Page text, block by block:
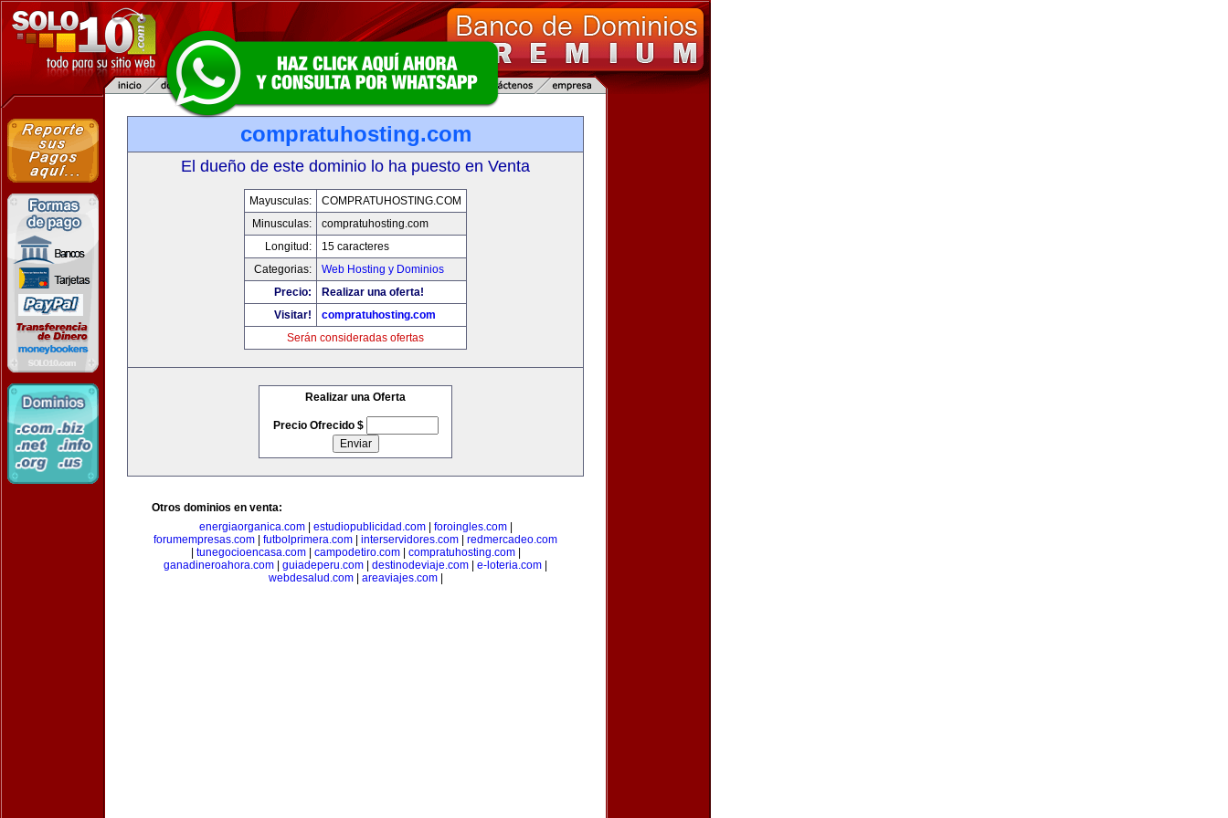
compratuhosting.com
El dueño de este dominio lo ha puesto en Venta
Mayusculas:
COMPRATUHOSTING.COM
Minusculas:
compratuhosting.com
Longitud:
15 caracteres
Categorias:
Web Hosting y Dominios
Precio:
Realizar una oferta!
Visitar!
compratuhosting.com
Serán consideradas ofertas
Realizar una Oferta
Precio Ofrecido $
Otros dominios en venta:
energiaorganica.com| estudiopublicidad.com| foroingles.com|
forumempresas.com
futbolprimera.com interservidores.com
redmercadeo.com
tunegocioencasa.com| campodetiro.com| compratuhosting.com|
ganadineroahora.com
guiadeperu.com destinodeviaje.com e-loteria.com
webdesalud.com| areaviajes.com|